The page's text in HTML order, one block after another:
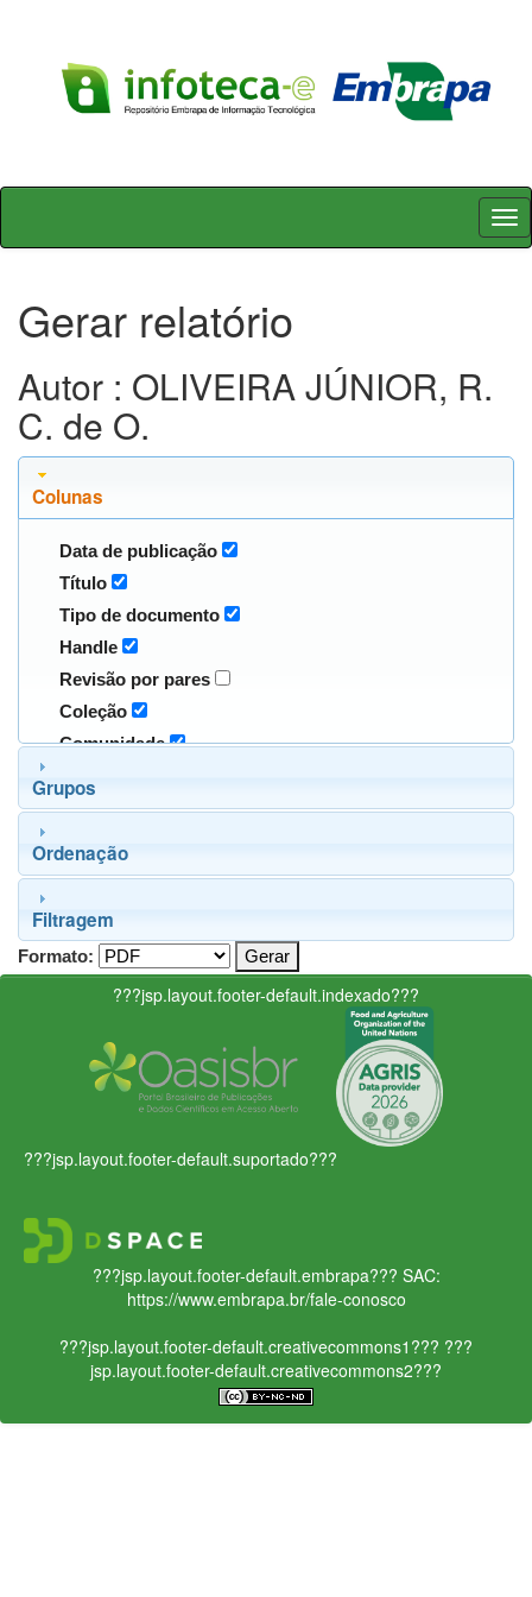
Skip
Gerar relatório
Autor : OLIVEIRA JÚNIOR, R.
C. de O.
Colunas
Data de publicação
Título
Tipo de documento
Handle
Revisão por pares
Coleção
Comunidade
Grupos
Ordenação
Filtragem
Formato:
???jsp.layout.footer-default.indexado???
???jsp.layout.footer-default.suportado???
???jsp.layout.footer-default.embrapa??? SAC:
https://www.embrapa.br/fale-conosco
???jsp.layout.footer-default.creativecommons1??? ???
jsp.layout.footer-default.creativecommons2???